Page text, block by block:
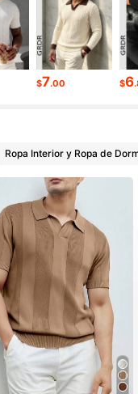
$7.00 $6
Ropa Interior y Ropa de